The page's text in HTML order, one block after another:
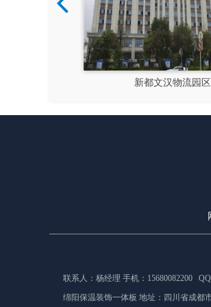
新都文汉物流园区
联系人：杨经理 手机：15680082200
绵阳保温装饰一体板 地址： 四川省成都